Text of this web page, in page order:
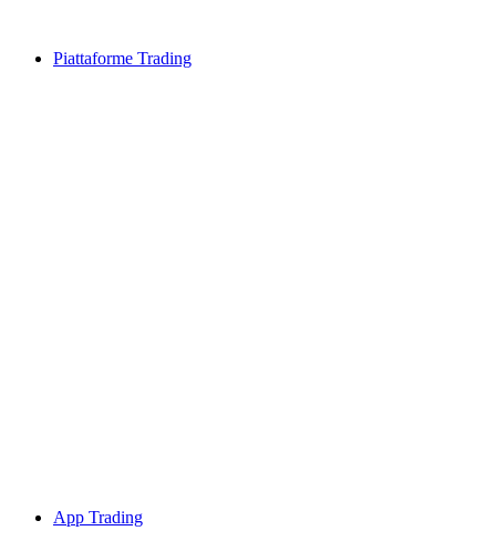
Piattaforme Trading
App Trading